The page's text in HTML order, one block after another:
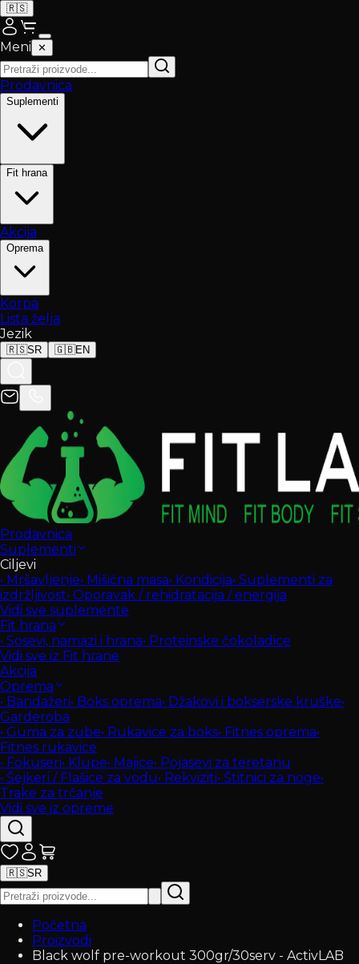
🇷🇸
Meni ✕
Prodavnica
Suplementi
Fit hrana
Akcija
Oprema
Korpa
Lista želja
Jezik
🇷🇸SR 🇬🇧EN
Prodavnica
Suplementi
Ciljevi
• Mršavljenje• Mišićna masa• Kondicija• Suplementi za
izdržljivost• Oporavak / rehidratacija / energija
Vidi sve suplemente
Fit hrana
• Sosevi, namazi i hrana• Proteinske čokoladice
Vidi sve iz Fit hrane
Akcija
Oprema
• Bandažeri• Boks oprema• Džakovi i bokserske kruške•
Garderoba
• Guma za zube• Rukavice za boks• Fitnes oprema•
Fitnes rukavice
• Fokuseri• Klupe• Majice• Pojasevi za teretanu
• Šejkeri / Flašice za vodu• Rekviziti• Štitnici za noge•
Trake za trčanje
Vidi sve iz opreme
🇷🇸SR
Početna
Proizvodi
Black wolf pre-workout 300gr/30serv - ActivLAB